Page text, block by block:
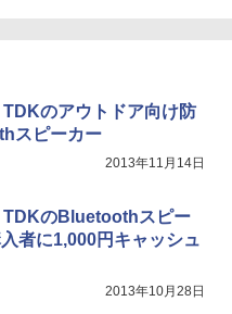
のアウトドア向け防
スピーカー
2013年11月14日
TDKのBluetoothスピー
者に1,000円キャッシュ
2013年10月28日